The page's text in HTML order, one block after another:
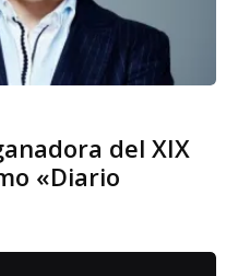
del XIX
«Diario